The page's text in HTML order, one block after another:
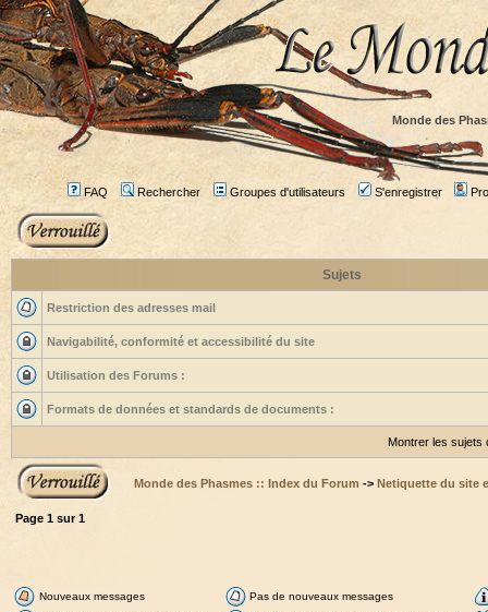
Monde des
FAQ Rechercher Groupes d'utilisateurs S'enregistrer
Sujets
Restriction des adresses mail
Navigabilité, conformité et accessibilité du site
Utilisation des Forums :
Formats de données et standards de documents :
Montrer les sujets
Monde des Phasmes :: Index du Forum -> Netiquette du site
Page 1 sur1
Nouveaux messages
Pas de nouveaux messages